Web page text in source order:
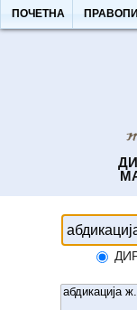
ПОЧЕТНА